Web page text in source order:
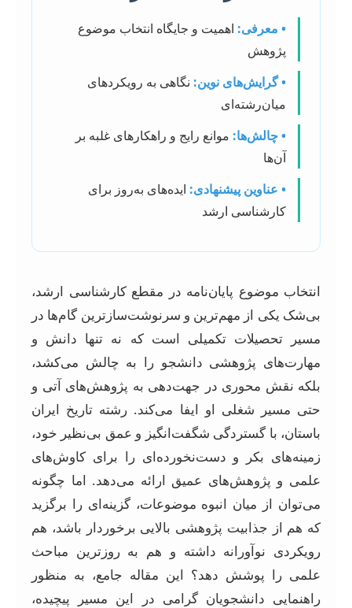
• معرفی: اهمیت و جایگاه انتخاب موضوع
پژوهش
• گرایش‌های نوین: نگاهی به رویکردهای
میان‌رشته‌ای
• چالش‌ها: موانع رایج و راهکارهای غلبه بر
آن‌ها
• عناوین پیشنهادی: ایده‌های به‌روز برای
کارشناسی ارشد
انتخاب موضوع پایان‌نامه در مقطع کارشناسی ارشد،
بی‌شک یکی از مهم‌ترین و سرنوشت‌سازترین گام‌ها در
مسیر تحصیلات تکمیلی است که نه تنها دانش و
مهارت‌های پژوهشی دانشجو را به چالش می‌کشد،
بلکه نقش محوری در جهت‌دهی به پژوهش‌های آتی و
حتی مسیر شغلی او ایفا می‌کند. رشته تاریخ ایران
باستان، با گستردگی شگفت‌انگیز و عمق بی‌نظیر خود،
زمینه‌های بکر و دست‌نخورده‌ای را برای کاوش‌های
علمی و پژوهش‌های عمیق ارائه می‌دهد. اما چگونه
می‌توان از میان انبوه موضوعات، گزینه‌ای را برگزید
که هم از جذابیت پژوهشی بالایی برخوردار باشد، هم
رویکردی نوآورانه داشته و هم به روزترین مباحث
علمی را پوشش دهد؟ این مقاله جامع، به منظور
راهنمایی دانشجویان گرامی در این مسیر پیچیده،